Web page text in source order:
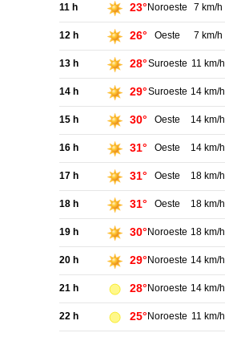
11 h 23° Noroeste 7 km/h
12 h 26° Oeste 7 km/h
13 h 28°Suroeste 11 km/h
14 h 29°Suroeste 14 km/h
15 h 30° Oeste 14 km/h
16 h 31° Oeste 14 km/h
17 h 31° Oeste 18 km/h
18 h 31° Oeste 18 km/h
19 h 30° Noroeste 18 km/h
20 h 29° Noroeste 14 km/h
21 h 28° Noroeste 14 km/h
22 h 25° Noroeste 11 km/h